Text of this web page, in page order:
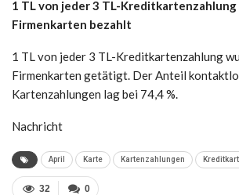
1 TL von jeder 3 TL-
Firmenkarten bezahlt
1 TL von jeder 3 TL-Kreditkartenzahlung
Firmenkarten getätigt. Der Anteil
Kartenzahlungen lag bei 74,4 %.
Nachricht
April Karte Kartenzahlungen
0
32